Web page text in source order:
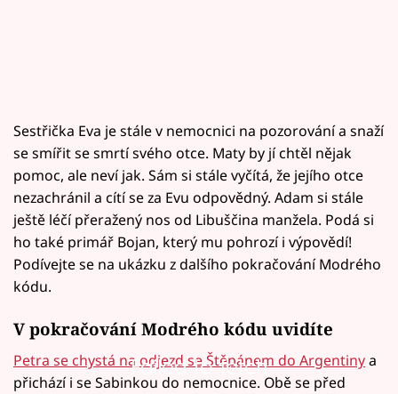
Sestřička Eva je stále v nemocnici na pozorování a snaží
se smířit se smrtí svého otce. Maty by jí chtěl nějak
pomoc, ale neví jak. Sám si stále vyčítá, že jejího otce
nezachránil a cítí se za Evu odpovědný. Adam si stále
ještě léčí přeražený nos od Libuščina manžela. Podá si
ho také primář Bojan, který mu pohrozí i výpovědí!
Podívejte se na ukázku z dalšího pokračování Modrého
kódu.
V pokračování Modrého kódu uvidíte
Failed to fetch
Petra se chystá na odjezd se Štěpánem do Argentinya
přichází i se Sabinkou do nemocnice. Obě se před